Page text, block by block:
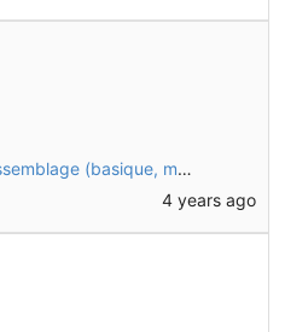
Ajout des configurations d'assemblage (basique, motorisée, solaire, intégrale)
4 years ago